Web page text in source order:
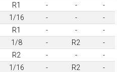
R1 - -
-
1/16 - -
-
R1 - -
-
1/8 - R2
-
R2 - -
-
1/16 - R2
-